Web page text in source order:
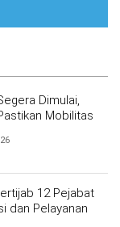
Dimulai,
Mobilitas
12 Pejabat
dan Pelayanan